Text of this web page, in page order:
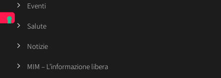
Eventi
Salute
Notizie
MIM – L’informazione libera